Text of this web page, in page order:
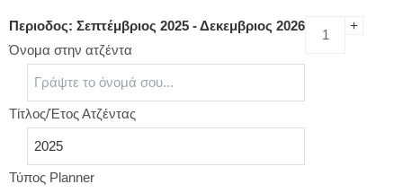
Περιοδος: Σεπτέμβριος 2025 - Δεκεμβριος 2026
Όνομα στην ατζέντα
Τίτλος/Έτος Ατζέντας
Τύπος Planner